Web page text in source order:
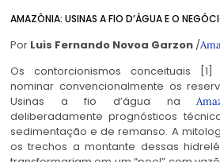
AMAZÔNIA: USINAS A FIO D’ÁGUA E O
Por Luis Fernando Novoa Garzon /
Os contorcionismos conceituais
nominar convencionalmente os
Usinas a fio d’água na
deliberadamente prognósticos
sedimentação e de remanso. A
os trechos a montante dessas